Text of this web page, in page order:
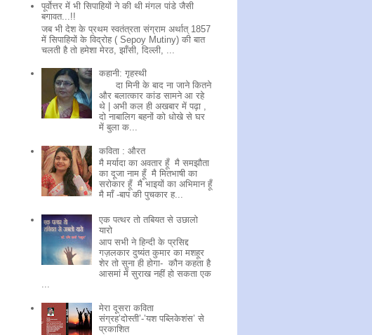
पूर्वोत्तर में भी सिपाहियों ने की थी मंगल पांडे जैसी
बगावत...!!
जब भी देश के प्रथम स्वतंत्रता संग्राम अर्थात् 1857
में सिपाहियों के विद्रोह ( Sepoy Mutiny) की बात
चलती है तो हमेशा मेरठ, झाँसी, दिल्ली, ...
कहानी: गृहस्थी
दा मिनी के बाद ना जाने कितने
और बलात्कार कांड सामने आ रहे
थे | अभी कल ही अखबार में पढ़ा ,
दो नाबालिग बहनों को धोखे से घर
में बुला क...
कविता : औरत
मै मर्यादा का अवतार हूँ मै समझौता
का दूजा नाम हूँ मै मितभाषी का
सरोकार हूँ मै भाइयों का अभिमान हूँ
मै माँ -बाप की पुचकार ह...
एक पत्थर तो तबियत से उछालो
यारो
आप सभी ने हिन्दी के प्रसिद्द
गज़लकार दुष्यंत कुमार का मशहूर
शेर तो सुना ही होगा- कौन कहता है
आसमां में सुराख नहीं हो सकता एक
...
मेरा दूसरा कविता
संग्रह’दोस्ती’-’यश पब्लिकेशंस’ से
प्रकाशित